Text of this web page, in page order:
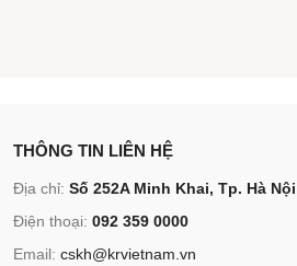
THÔNG TIN LIÊN HỆ
Địa chỉ: Số 252A Minh Khai, Tp. Hà Nội
Điện thoại: 092 359 0000
Email: cskh@krvietnam.vn